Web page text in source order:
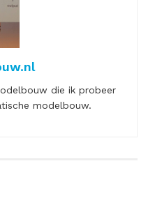
die ik probeer
modelbouw.